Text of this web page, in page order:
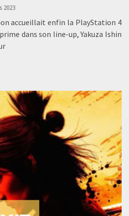
2023
accueillait enfin la PlayStation 4
dans son line-up, Yakuza Ishin